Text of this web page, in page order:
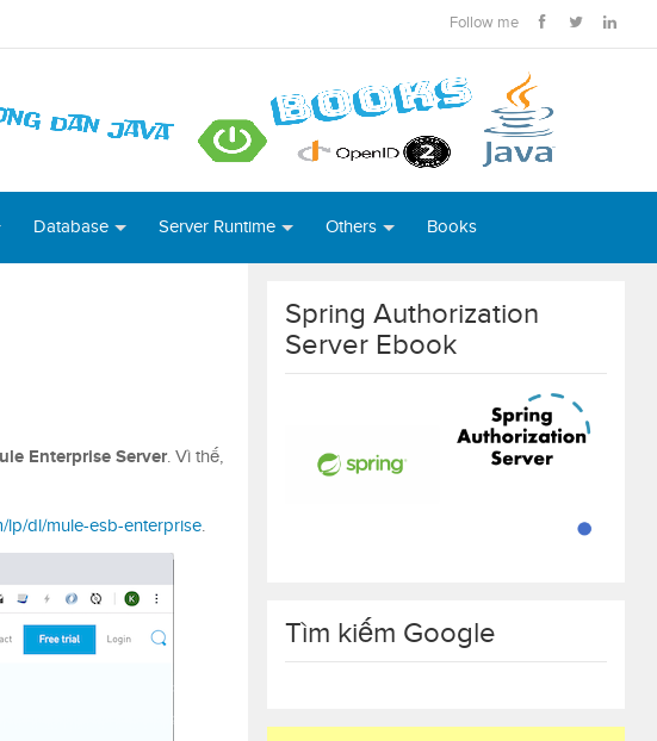
Follow me
Database Server Runtime Others Books
Enterprise Server. Vì thế,
lp/dl/mule-esb-enterprise.
Spring Authorization
Server Ebook
Tìm kiếm Google